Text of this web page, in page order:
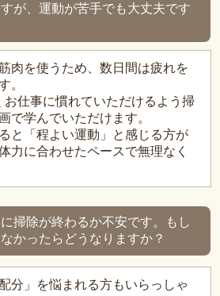
が、運動が苦手でも大丈夫です
肉を使うため、数日間は疲れを
。
仕事に慣れていただけるよう掃
で学んでいただけます。
と「程よい運動」と感じる方が
力に合わせたペースで無理なく
掃除が終わるか不安です。もし
かったらどうなりますか？
分」を悩まれる方もいらっしゃ